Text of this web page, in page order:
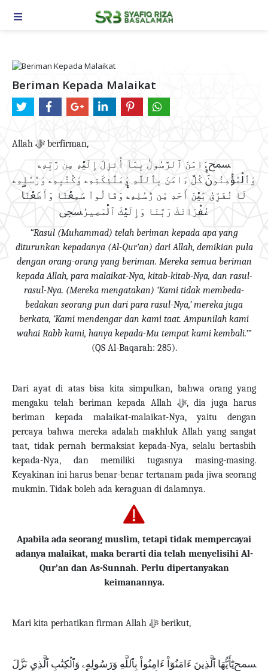
TOGGLE NAVIGATION
Beriman Kepada Malaikat
Allah ﷻ berfirman,
ﵟءَامَنَ ٱلرَّسُولُ بِمَآ أُنزِلَ إِلَيۡهِ مِن رَّبِّهِۦ
وَٱلۡمُؤۡمِنُونَۚ كُلٌّ ءَامَنَ بِٱللَّهِ وَمَلَٰٓئِكَتِهِۦ وَكُتُبِهِۦ وَرُسُلِهِۦ
لَا نُفَرِّقُ بَيۡنَ أَحَدٖ مِّن رُّسُلِهِۦۚ وَقَالُواْ سَمِعۡنَا وَأَطَعۡنَاۖ
غُفۡرَانَكَ رَبَّنَا وَإِلَيۡكَ ٱلۡمَصِيرُﵞ
“Rasul (Muhammad) telah beriman kepada apa yang
diturunkan kepadanya (Al-Qur’an) dari Allah, demikian pula
dengan orang-orang yang beriman. Mereka semua beriman
kepada Allah, para malaikat-Nya, kitab-kitab-Nya, dan rasul-
rasul-Nya. (Mereka mengatakan) ‘Kami tidak membeda-
bedakan seorang pun dari para rasul-Nya,’ mereka juga
berkata, ‘Kami mendengar dan kami taat. Ampunilah kami
wahai Rabb kami, hanya kepada-Mu tempat kami kembali.’”
(QS Al-Baqarah: 285).
Dari ayat di atas bisa kita simpulkan, bahwa orang yang
mengaku telah beriman kepada Allah ﷻ, dia juga harus
beriman kepada malaikat-malaikat-Nya, yaitu dengan
percaya bahwa mereka adalah makhluk Allah yang sangat
taat, tidak pernah bermaksiat kepada-Nya, selalu bertasbih
kepada-Nya, dan memiliki tugasnya masing-masing.
Keyakinan ini harus benar-benar tertanam pada jiwa seorang
mukmin. Tidak boleh ada keraguan di dalamnya.
Apabila ada seorang muslim, tetapi tidak mempercayai
adanya malaikat, maka berarti dia telah menyelisihi Al-
Qur’an dan As-Sunnah. Perlu dipertanyakan
keimanannya.
Mari kita perhatikan firman Allah ﷻ berikut,
ﵟيَٰٓأَيُّهَا ٱلَّذِينَ ءَامَنُوٓاْ ءَامِنُواْ بِٱللَّهِ وَرَسُولِهِۦ وَٱلۡكِتَٰبِ ٱلَّذِي نَزَّلَ